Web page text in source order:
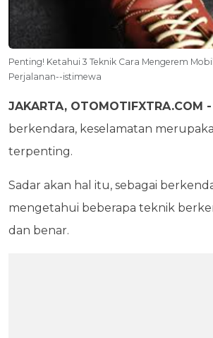
Penting! Ketahui 3 Teknik Cara Mengerem
Perjalanan--istimewa
JAKARTA, OTOMOTIFXTRA.COM -
berkendara, keselamatan
terpenting.
Sadar akan hal itu, sebagai
mengetahui beberapa teknik
dan benar.